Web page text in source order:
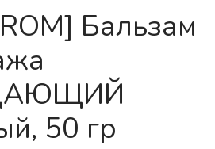
Бальзам
50 гр